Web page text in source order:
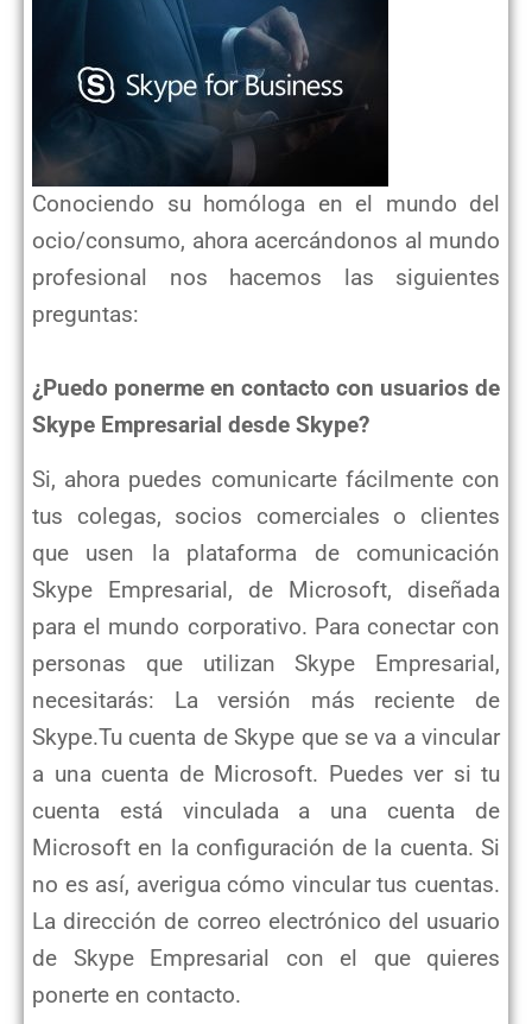
Conociendo su homóloga en el mundo del
ocio/consumo, ahora acercándonos al mundo
profesional nos hacemos las siguientes
preguntas:
¿Puedo ponerme en contacto con usuarios de
Skype Empresarial desde Skype?
Si, ahora puedes comunicarte fácilmente con
tus colegas, socios comerciales o clientes
que usen la plataforma de comunicación
Skype Empresarial, de Microsoft, diseñada
para el mundo corporativo. Para conectar con
personas que utilizan Skype Empresarial,
necesitarás: La versión más reciente de
Skype.Tu cuenta de Skype que se va a vincular
a una cuenta de Microsoft. Puedes ver si tu
cuenta está vinculada a una cuenta de
Microsoft en la configuración de la cuenta. Si
no es así, averigua cómo vincular tus cuentas.
La dirección de correo electrónico del usuario
de Skype Empresarial con el que quieres
ponerte en contacto.